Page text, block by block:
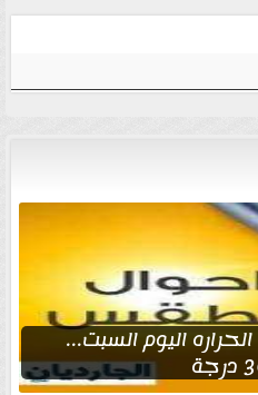
اليوم السبت...